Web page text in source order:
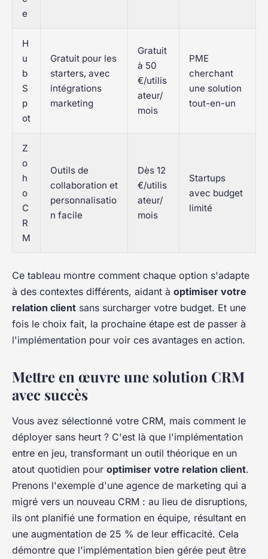
e
H
u
b
S
p
ot
Gratuit pour les
starters, avec
intégrations
marketing
Gratuit
à 50
€/utilis
ateur/
mois
PME
cherchant
une solution
tout-en-un
Z
o
h
o
C
R
M
Outils de
collaboration et
personnalisatio
n facile
Dès 12
€/utilis
ateur/
mois
Startups
avec budget
limité
Ce tableau montre comment chaque option s'adapte
à des contextes différents, aidant à optimiser votre
relation client sans surcharger votre budget. Et une
fois le choix fait, la prochaine étape est de passer à
l'implémentation pour voir ces avantages en action.
Mettre en œuvre une solution CRM
avec succès
Vous avez sélectionné votre CRM, mais comment le
déployer sans heurt ? C'est là que l'implémentation
entre en jeu, transformant un outil théorique en un
atout quotidien pour optimiser votre relation client.
Prenons l'exemple d'une agence de marketing qui a
migré vers un nouveau CRM : au lieu de disruptions,
ils ont planifié une formation en équipe, résultant en
une augmentation de 25 % de leur efficacité. Cela
démontre que l'implémentation bien gérée peut être